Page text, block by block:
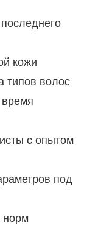
кожи
типов волос
с опытом
под
норм